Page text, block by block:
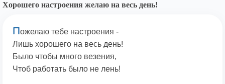
Хорошего настроения желаю на весь день!
Пожелаю тебе настроения -
Лишь хорошего на весь день!
Было чтобы много везения,
Чтоб работать было не лень!